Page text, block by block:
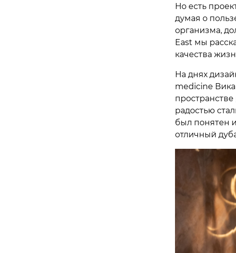
Но есть
думая о
организма,
East мы
качества
На днях
medicine Вика
радостью
был понятен
отличный